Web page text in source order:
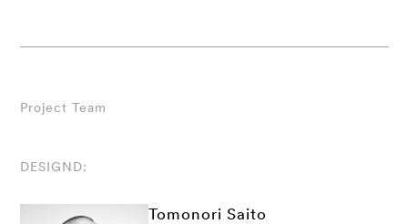
Project Team
DESIGND:
Tomonori Saito